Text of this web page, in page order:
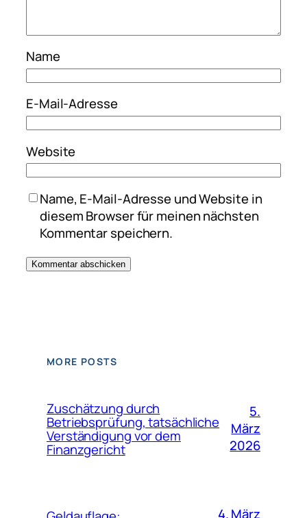
Name
E-Mail-Adresse
Website
Name, E-Mail-Adresse und Website in
diesem Browser für meinen nächsten
Kommentar speichern.
MORE POSTS
Zuschätzung durch
Betriebsprüfung, tatsächliche
Verständigung vor dem
Finanzgericht
5.
März
2026
4. März